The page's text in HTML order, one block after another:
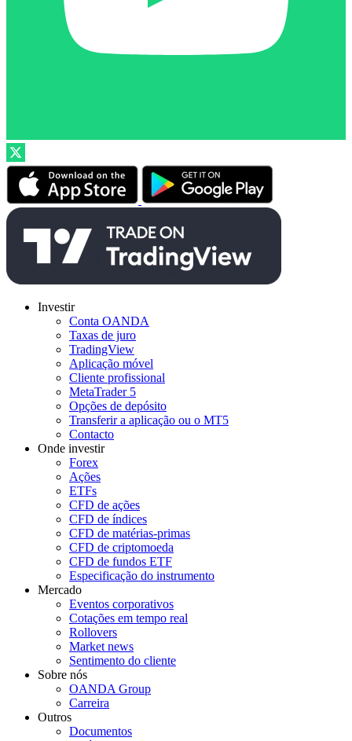
Investir
Conta OANDA
Taxas de juro
TradingView
Aplicação móvel
Cliente profissional
MetaTrader 5
Opções de depósito
Transferir a aplicação ou o MT5
Contacto
Onde investir
Forex
Ações
ETFs
CFD de ações
CFD de índices
CFD de matérias-primas
CFD de criptomoeda
CFD de fundos ETF
Especificação do instrumento
Mercado
Eventos corporativos
Cotações em tempo real
Rollovers
Market news
Sentimento do cliente
Sobre nós
OANDA Group
Carreira
Outros
Documentos